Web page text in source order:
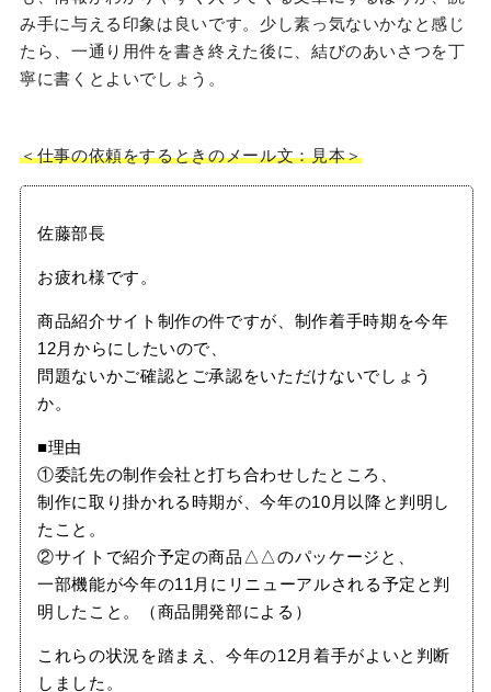
み手に与える印象は良いです。少し素っ気ないかなと感じ
たら、一通り用件を書き終えた後に、結びのあいさつを丁
寧に書くとよいでしょう。
＜仕事の依頼をするときのメール文：見本＞
佐藤部長
お疲れ様です。
商品紹介サイト制作の件ですが、制作着手時期を今年
12月からにしたいので、
問題ないかご確認とご承認をいただけないでしょう
か。
■理由
①委託先の制作会社と打ち合わせしたところ、
制作に取り掛かれる時期が、今年の10月以降と判明し
たこと。
②サイトで紹介予定の商品△△のパッケージと、
一部機能が今年の11月にリニューアルされる予定と判
明したこと。（商品開発部による）
これらの状況を踏まえ、今年の12月着手がよいと判断
しました。